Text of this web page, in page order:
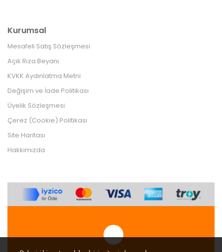
Kurumsal
Mesafeli Satış Sözleşmesi
Açık Rıza Beyanı
KVKK Aydınlatma Metni
Değişim ve İade Politikası
Üyelik Sözleşmesi
Çerez (Cookie) Politikası
Site Haritası
Hakkımızda